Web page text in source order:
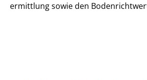
ermitt­lung sowie den